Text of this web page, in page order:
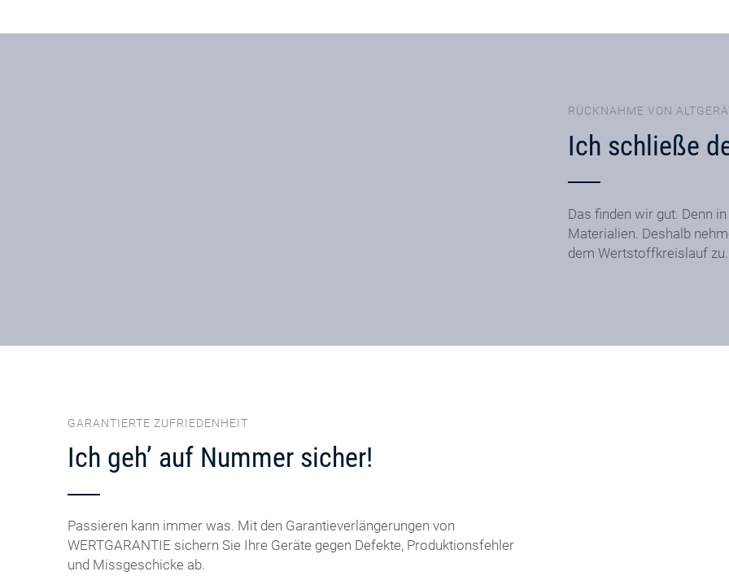
RÜCKNAHME VON
Ich schließe
Das finden wir gut. Denn
Materialien. Deshalb
dem Wertstoffkreislauf zu.
GARANTIERTE ZUFRIEDENHEIT
Ich geh’ auf Nummer sicher!
Passieren kann immer was. Mit den Garantieverlängerungen von
WERTGARANTIE sichern Sie Ihre Geräte gegen Defekte, Produktionsfehler
und Missgeschicke ab.